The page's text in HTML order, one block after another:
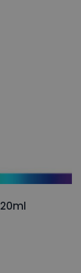
20ml